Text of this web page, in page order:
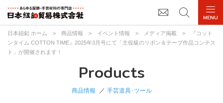
日本紐釦 ホーム > 商品情報 > イベント情報 > メディア掲載 >
『コット
ンタイム COTTON TIME』2025年3月号にて「主役級のリボン＆テープ作品コンテス
ト」が開催されます！
Products
商品情報 手芸道具･ツール